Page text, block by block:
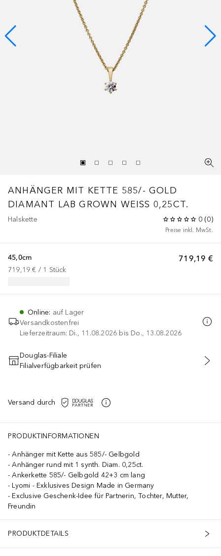
ANHÄNGER MIT KETTE 585/- GOLD
DIAMANT LAB GROWN WEISS 0,25CT.
Halskette 0 (0)
Preise inkl. MwSt.
719,19 €
45,0cm
719,19 € / 1 Stück
Online: auf Lager
Versandkostenfrei
Lieferzeitraum: Di., 11.08.2026 bis Do., 13.08.2026
IN DEN WARENKORB
Douglas-Filiale
Filialverfügbarkeit prüfen
Versand durch
PRODUKTINFORMATIONEN
Anhänger mit Kette aus 585/- Gelbgold
Anhänger rund mit 1 synth. Diam. 0,25ct.
Ankerkette 585/- Gelbgold 42+3 cm lang
Lyomi - Exklusives Design Made in Germany
Exclusive Geschenk-Idee für Partnerin, Tochter, Mutter,
Freundin
PRODUKTDETAILS